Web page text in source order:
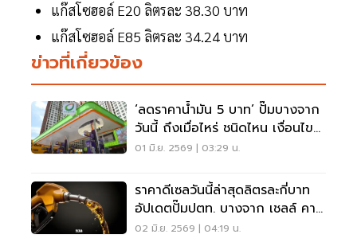
แก๊สโซฮอล์ E20 ลิตรละ 38.30 บาท
แก๊สโซฮอล์ E85 ลิตรละ 34.24 บาท
ข่าวที่เกี่ยวข้อง
‘ลดราคาน้ำมัน 5 บาท’ ปั๊มบางจาก
วันนี้ ถึงเมื่อไหร่ ชนิดไหน เงื่อนไข
อย่างไร
01 มิ.ย. 2569 | 03:29 น.
ราคาดีเซลวันนี้ล่าสุดลิตรละกี่บาท
อัปเดตปั๊มปตท. บางจาก เชลล์ คาล
เท็กซ์
02 มิ.ย. 2569 | 04:19 น.